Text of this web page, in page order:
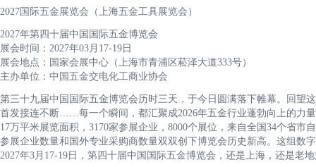
2027国际五金展览会（上海五金工具展览会）
2027年第四十届中国国际五金博览会
展会时间：2027年03月17-19日
展会地点：国家会展中心（上海市青浦区菘泽大道333号）
主办单位：中国五金交电化工商业协会
第三十九届中国国际五金博览会历时三天，于今日圆满落下帷幕。回望
首发接连不断……每一个瞬间，都汇聚成2026年五金行业蓬勃向上的力
17万平米展览面积，3170家参展企业，8000个展位，来自全国34个省
参展企业数量和国外专业采购商数量双双创下博览会历史新高。这组数
2027年3月17-19日，第四十届中国国际五金博览会，还是上海，还是老